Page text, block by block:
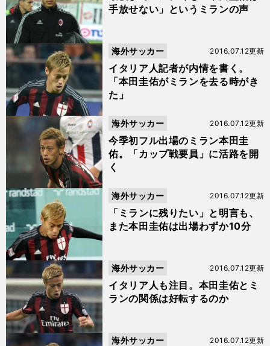
手放せない」というミランの声
イタリア人記者が内情を書く。
「本田圭佑がミランを去る時がき
た」
2016.07.12更新
海外サッカー
今季初フル出場のミラン本田圭
佑。「カップ戦要員」に活路を開
く
2016.07.12更新
海外サッカー
「ミランに残りたい」と明言も、
また本田圭佑は出場わずか10分
2016.07.12更新
海外サッカー
イタリア人も注目。本田圭佑とミ
ランの関係は好転するのか
2016.07.12更新
海外サッカー
2016.07.12更新
海外サッカー